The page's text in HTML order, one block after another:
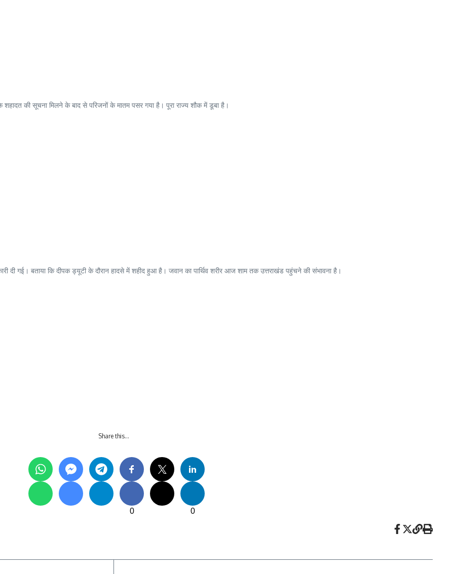
की सूचना मिलने के बाद से परिजनों के मातम पसर गया है। पूरा राज्य शौक में डूबा है।
दी गई। बताया कि दीपक ड्यूटी के दौरान हादसे में शहीद हुआ है। जवान का पार्थिव शरीर आज शाम तक उत्तराखंड पहुंचने की संभावना है।
Share this…
0 0